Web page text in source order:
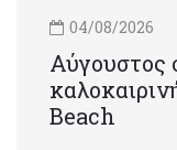
04/08/2026
Αύγουστος
Beach